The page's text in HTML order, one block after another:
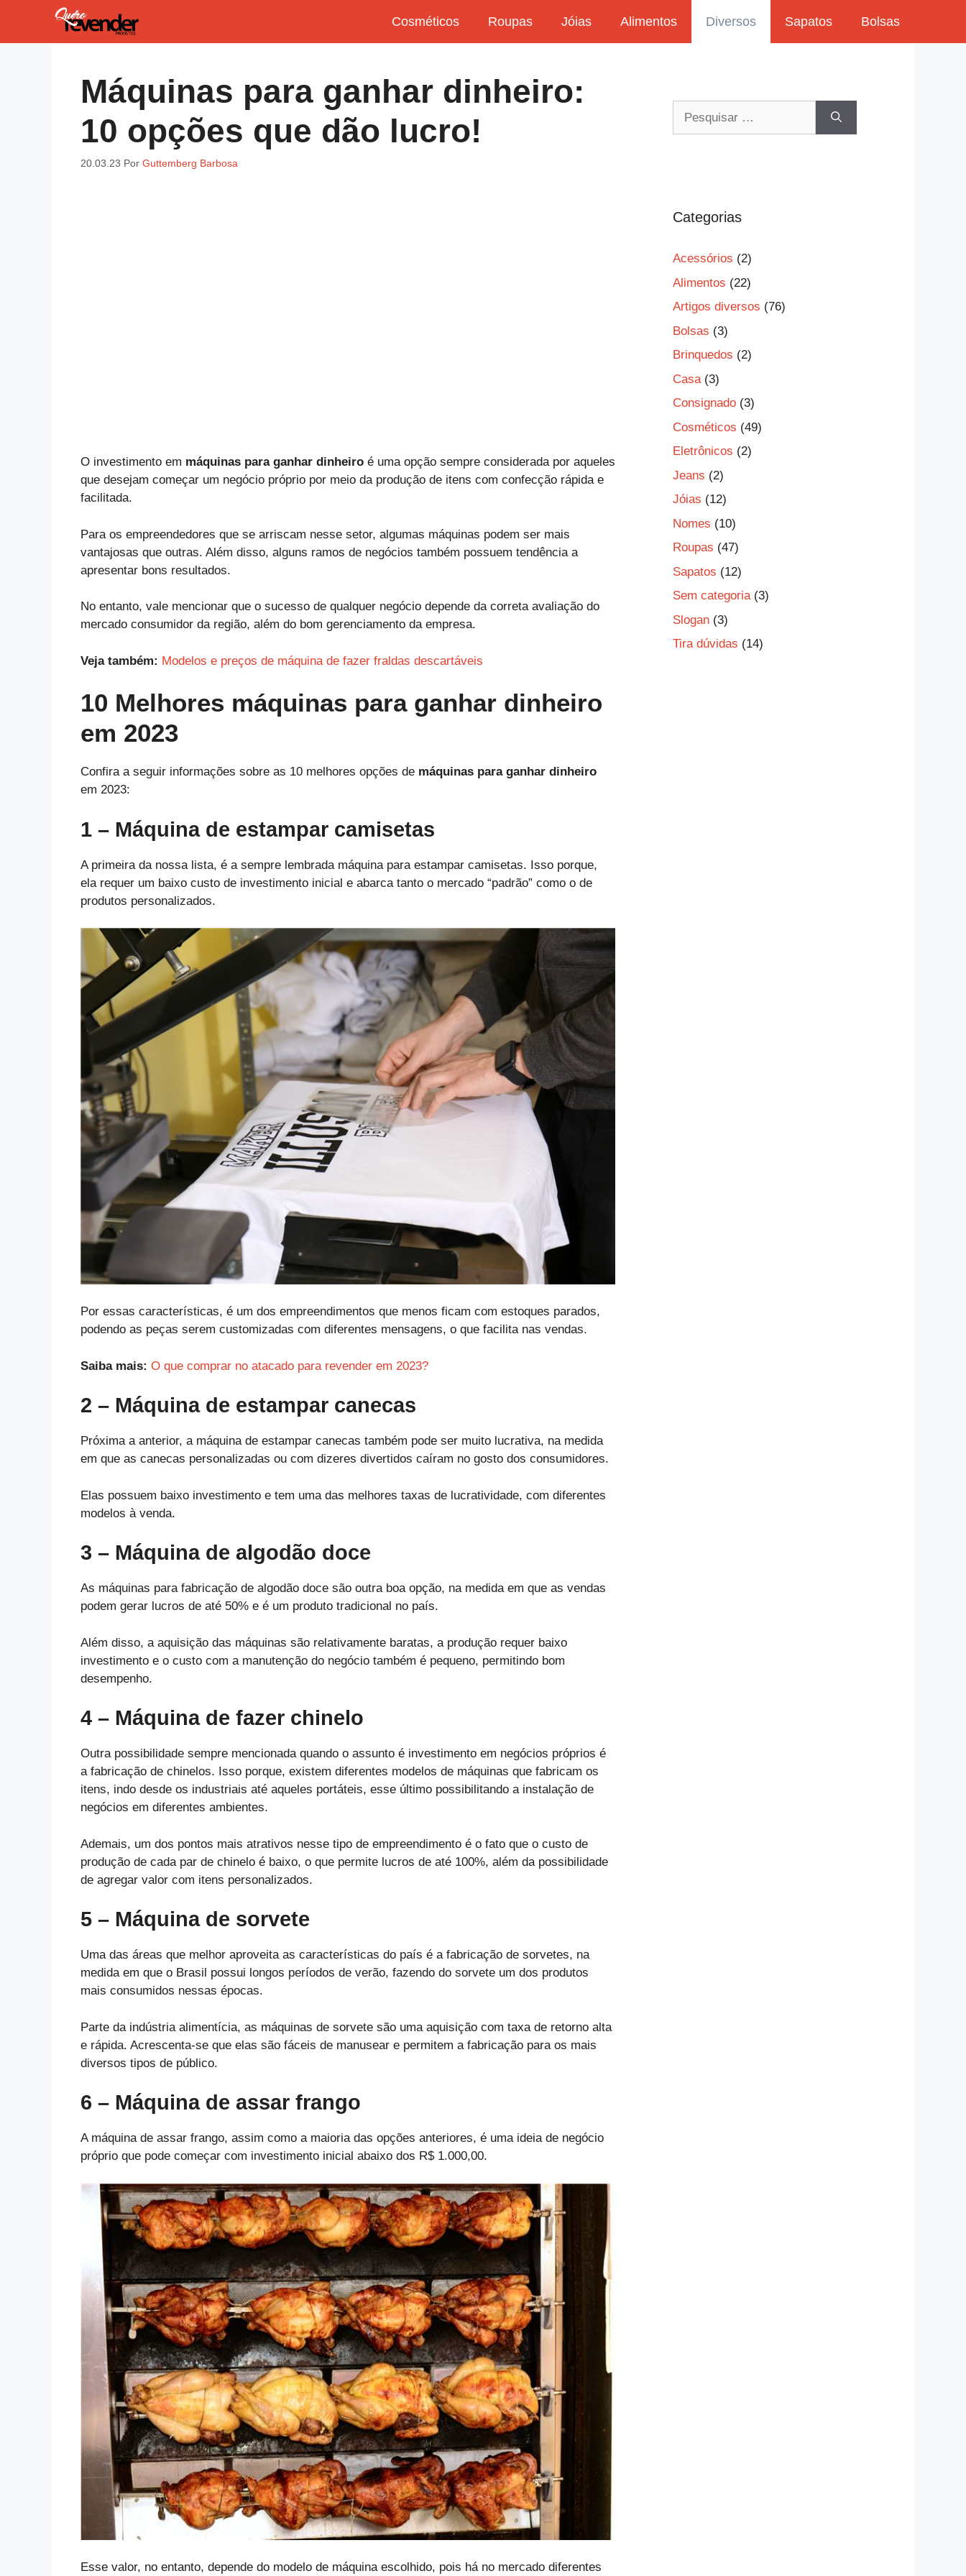
o
Cosméticos Roupas Jóias Alimentos Diversos Sapatos Bolsas
Máquinas para ganhar dinheiro:
10 opções que dão lucro!
20.03.23 Por Guttemberg Barbosa
O investimento em máquinas para ganhar dinheiro é uma opção sempre considerada por aqueles
que desejam começar um negócio próprio por meio da produção de itens com confecção rápida e
facilitada.
Para os empreendedores que se arriscam nesse setor, algumas máquinas podem ser mais
vantajosas que outras. Além disso, alguns ramos de negócios também possuem tendência a
apresentar bons resultados.
No entanto, vale mencionar que o sucesso de qualquer negócio depende da correta avaliação do
mercado consumidor da região, além do bom gerenciamento da empresa.
Veja também: Modelos e preços de máquina de fazer fraldas descartáveis
10 Melhores máquinas para ganhar dinheiro
em 2023
Confira a seguir informações sobre as 10 melhores opções de máquinas para ganhar dinheiro
em 2023:
1 – Máquina de estampar camisetas
A primeira da nossa lista, é a sempre lembrada máquina para estampar camisetas. Isso porque,
ela requer um baixo custo de investimento inicial e abarca tanto o mercado “padrão” como o de
produtos personalizados.
Por essas características, é um dos empreendimentos que menos ficam com estoques parados,
podendo as peças serem customizadas com diferentes mensagens, o que facilita nas vendas.
Saiba mais: O que comprar no atacado para revender em 2023?
2 – Máquina de estampar canecas
Próxima a anterior, a máquina de estampar canecas também pode ser muito lucrativa, na medida
em que as canecas personalizadas ou com dizeres divertidos caíram no gosto dos consumidores.
Elas possuem baixo investimento e tem uma das melhores taxas de lucratividade, com diferentes
modelos à venda.
3 – Máquina de algodão doce
As máquinas para fabricação de algodão doce são outra boa opção, na medida em que as vendas
podem gerar lucros de até 50% e é um produto tradicional no país.
Além disso, a aquisição das máquinas são relativamente baratas, a produção requer baixo
investimento e o custo com a manutenção do negócio também é pequeno, permitindo bom
desempenho.
4 – Máquina de fazer chinelo
Outra possibilidade sempre mencionada quando o assunto é investimento em negócios próprios é
a fabricação de chinelos. Isso porque, existem diferentes modelos de máquinas que fabricam os
itens, indo desde os industriais até aqueles portáteis, esse último possibilitando a instalação de
negócios em diferentes ambientes.
Ademais, um dos pontos mais atrativos nesse tipo de empreendimento é o fato que o custo de
produção de cada par de chinelo é baixo, o que permite lucros de até 100%, além da possibilidade
de agregar valor com itens personalizados.
5 – Máquina de sorvete
Uma das áreas que melhor aproveita as características do país é a fabricação de sorvetes, na
medida em que o Brasil possui longos períodos de verão, fazendo do sorvete um dos produtos
mais consumidos nessas épocas.
Parte da indústria alimentícia, as máquinas de sorvete são uma aquisição com taxa de retorno alta
e rápida. Acrescenta-se que elas são fáceis de manusear e permitem a fabricação para os mais
diversos tipos de público.
6 – Máquina de assar frango
A máquina de assar frango, assim como a maioria das opções anteriores, é uma ideia de negócio
próprio que pode começar com investimento inicial abaixo dos R$ 1.000,00.
Esse valor, no entanto, depende do modelo de máquina escolhido, pois há no mercado diferentes
Categorias
Acessórios (2)
Alimentos (22)
Artigos diversos (76)
Bolsas (3)
Brinquedos (2)
Casa (3)
Consignado (3)
Cosméticos (49)
Eletrônicos (2)
Jeans (2)
Jóias (12)
Nomes (10)
Roupas (47)
Sapatos (12)
Sem categoria(3)
Slogan (3)
Tira dúvidas (14)